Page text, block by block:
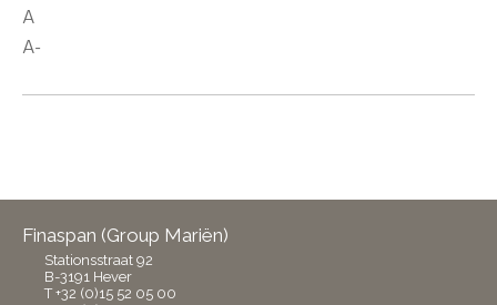
A
A-
Finaspan (Group Mariën)
Stationsstraat 92
B-3191 Hever
T +32 (0)15 52 05 00